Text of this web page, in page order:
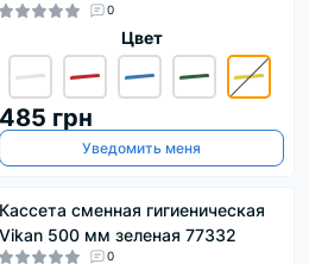
0
Цвет
485 грн
Уведомить меня
Кассета сменная гигиеническая
Vikan 500 мм зеленая 77332
0